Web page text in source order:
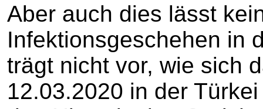
Aber auch dies lässt
Infektionsgeschehen in
trägt nicht vor, wie sich
12.03.2020 in der